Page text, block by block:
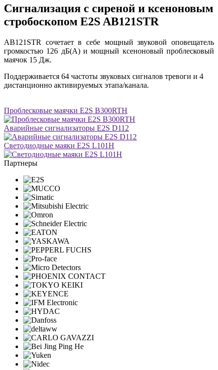
Сигнализация с сиреной и ксеноновым
стробоскопом E2S AB121STR
AB121STR сочетает в себе мощный звуковой оповещатель
громкостью 126 дБ(A) и мощный ксеноновый проблесковый
маячок 15 Дж.
Поддерживается 64 частоты звуковых сигналов тревоги и 4
дистанционно активируемых этапа/канала.
Проблесковые маячки E2S B300RTH
Аварийные сигнализаторы E2S D112
Светодиодные маяки E2S L101H
Партнеры